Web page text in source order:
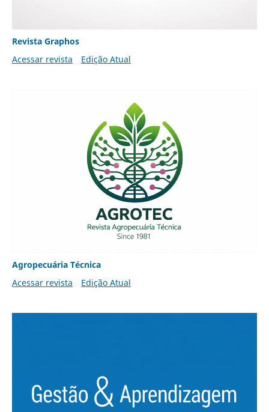
Revista Graphos
Acessar revista
Edição Atual
Agropecuária Técnica
Acessar revista
Edição Atual